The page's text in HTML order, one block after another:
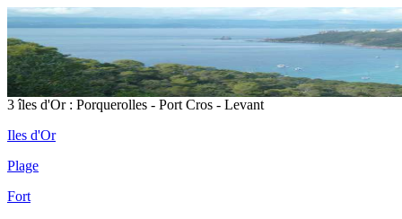
3 îles d'Or : Porquerolles - Port Cros - Levant
Iles d'Or
Plage
Fort